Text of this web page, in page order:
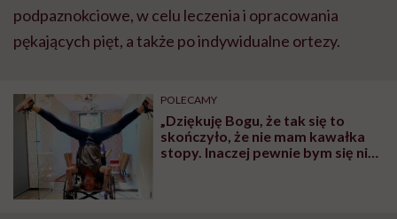
podpaznokciowe, w celu leczenia i opracowania
pękających pięt, a także po indywidualne ortezy.
POLECAMY
„Dziękuję Bogu, że tak się to
skończyło, że nie mam kawałka
stopy. Inaczej pewnie bym się nie